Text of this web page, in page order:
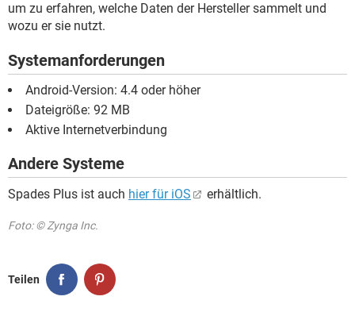
um zu erfahren, welche Daten der Hersteller sammelt und
wozu er sie nutzt.
Systemanforderungen
Android-Version: 4.4 oder höher
Dateigröße: 92 MB
Aktive Internetverbindung
Andere Systeme
Spades Plus ist auch hier für iOS erhältlich.
Foto: © Zynga Inc.
Teilen